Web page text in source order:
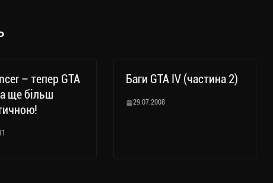
– тепер GTA
ще більш
Баги GTA IV (частина 2)
29.07.2008